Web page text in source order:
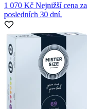
1 070 Kč Nejnižší cena za
posledních 30 dní.